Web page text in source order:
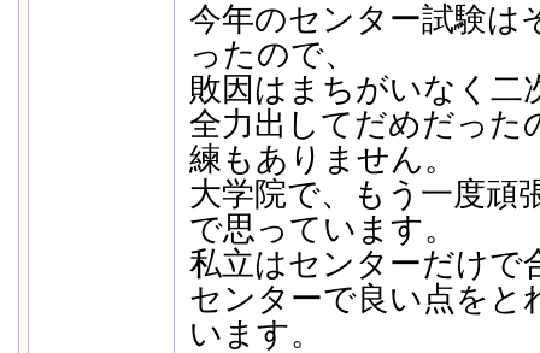
今年のセンター試験は
ったので、
敗因はまちがいなく二
全力出してだめだった
練もありません。
大学院で、もう一度頑
で思っています。
私立はセンターだけで
センターで良い点をと
います。